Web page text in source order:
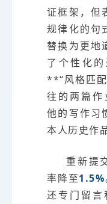
证框架，但
规律化的句
替换为更地
了个性化
**“风格匹
往的两篇
他的写作习
本人历史作
重新提
率降至1.5%
还专门留言